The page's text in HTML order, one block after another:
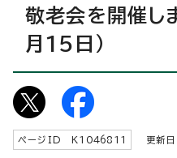
敬老会を開催し
月15日）
ページID K 1046811 更新